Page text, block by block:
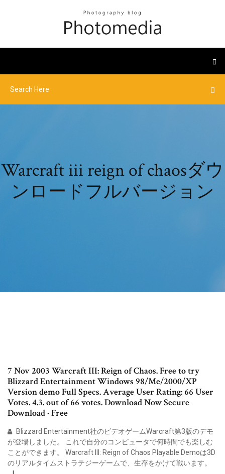
Warcraft iii reign of chaosダウ
ンロードフルバージョン
7 Nov 2003 Warcraft III: Reign of Chaos. Free to try
Blizzard Entertainment Windows 98/Me/2000/XP
Version demo Full Specs. Average User Rating: 66 User
Votes. 4.3. out of 66 votes. Download Now Secure
Download · Free
Blizzard Entertainment社のビデオゲームWarcraft第3版のデモ
が登場しました。 これで自分のコンピュータで何時間でも楽しむ
ことができます。 Warcraft III: Reign of Chaos Playable Demoは3D
のリアルタイムストラテジーゲームで、生存をかけて戦います。